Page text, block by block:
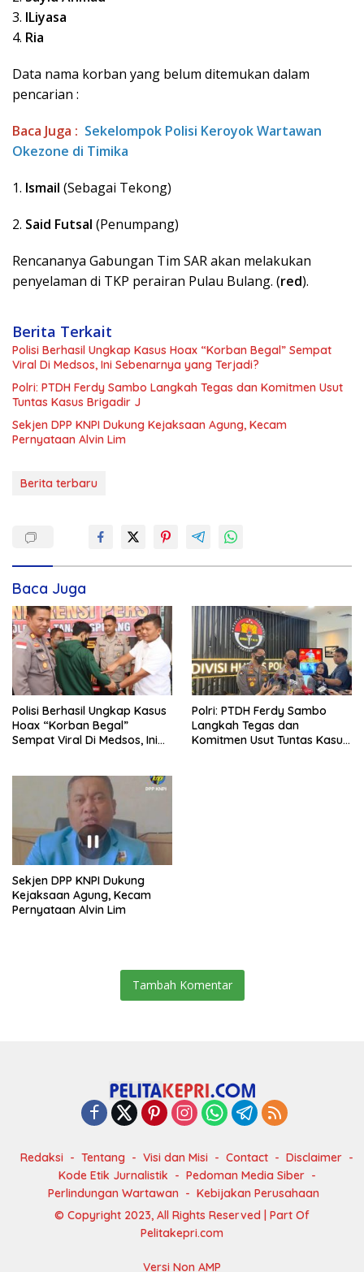
3. ILiyasa
4. Ria
Data nama korban yang belum ditemukan dalam
pencarian :
Baca Juga : Sekelompok Polisi Keroyok Wartawan
Okezone di Timika
1. Ismail (Sebagai Tekong)
2. Said Futsal (Penumpang)
Rencananya Gabungan Tim SAR akan melakukan
penyelaman di TKP perairan Pulau Bulang. (red).
Berita Terkait
Polisi Berhasil Ungkap Kasus Hoax “Korban Begal” Sempat
Viral Di Medsos, Ini Sebenarnya yang Terjadi?
Polri: PTDH Ferdy Sambo Langkah Tegas dan Komitmen Usut
Tuntas Kasus Brigadir J
Sekjen DPP KNPI Dukung Kejaksaan Agung, Kecam
Pernyataan Alvin Lim
Berita terbaru
Baca Juga
Polisi Berhasil Ungkap Kasus
Hoax “Korban Begal”
Sempat Viral Di Medsos, Ini
Polri: PTDH Ferdy Sambo
Langkah Tegas dan
Komitmen Usut Tuntas Kasus
Sekjen DPP KNPI Dukung
Kejaksaan Agung, Kecam
Pernyataan Alvin Lim
Tambah Komentar
Redaksi Tentang Visi dan Misi Contact
Disclaimer
Kode Etik Jurnalistik
Pedoman Media Siber
Perlindungan Wartawan
Kebijakan Perusahaan
© Copyright 2023, All Rights Reserved | Part Of
Pelitakepri.com
Versi Non AMP